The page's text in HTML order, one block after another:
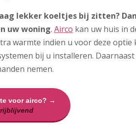
lekker koeltjes bij zitten?
uw woning. Airco kan uw huis in
warmte indien u voor deze optie
bij u installeren.
nemen.
voor airco? →